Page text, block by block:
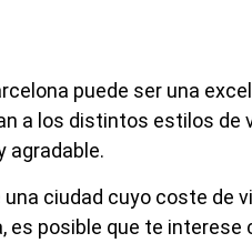
puede ser una
a los distintos estilos
agradable.
ciudad cuyo coste de
es posible que te